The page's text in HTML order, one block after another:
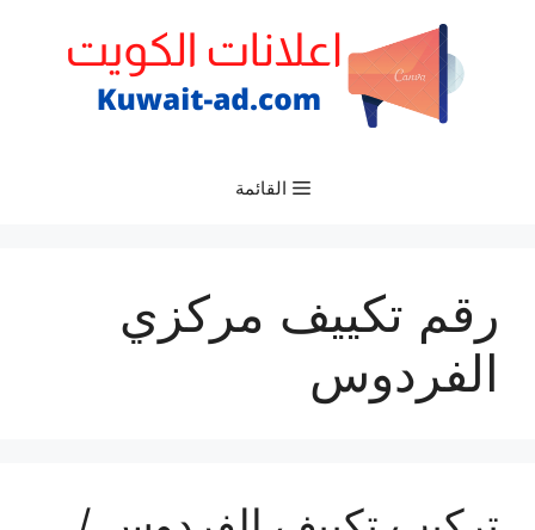
القائمة
رقم تكييف مركزي
الفردوس